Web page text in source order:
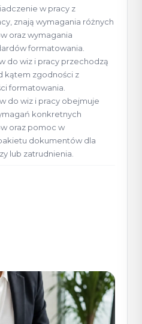
w pracy z
znają wymagania różnych
oraz wymagania
formatowania.
do wiz i pracy przechodzą
kątem zgodności z
formatowania.
do wiz i pracy obejmuje
konkretnych
oraz pomoc w
dokumentów dla
lub zatrudnienia.